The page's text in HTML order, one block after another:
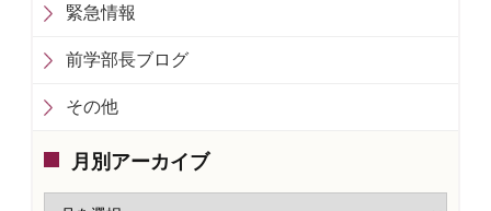
緊急情報
前学部長ブログ
その他
月別アーカイブ